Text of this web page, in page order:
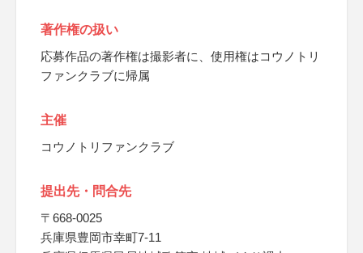
著作権の扱い
応募作品の著作権は撮影者に、使用権はコウノトリ
ファンクラブに帰属
主催
コウノトリファンクラブ
提出先・問合先
〒668-0025
兵庫県豊岡市幸町7-11